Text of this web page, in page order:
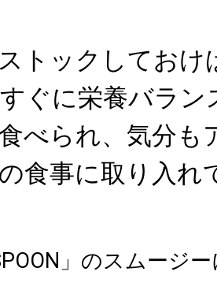
トックしておけ
ぐに栄養バラ
べられ、気分も
食事に取り入れ
SPOON」のスムージ